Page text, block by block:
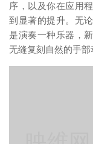
序，以及你在应用
到显著的提升。无
是演奏一种乐器，
无缝复刻自然的手部